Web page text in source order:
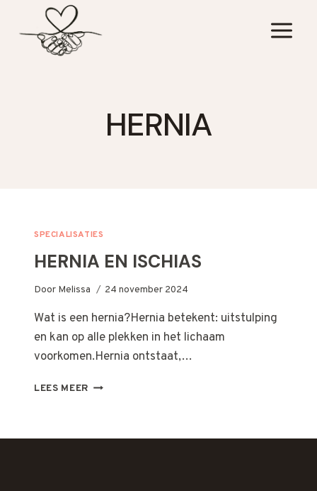
Doorgaan
HERNIA
SPECIALISATIES
HERNIA EN ISCHIAS
Door Melissa 24 november 2024
Wat is een hernia?Hernia betekent: uitstulping
en kan op alle plekken in het lichaam
voorkomen.Hernia ontstaat,…
LEES MEER HERNIA